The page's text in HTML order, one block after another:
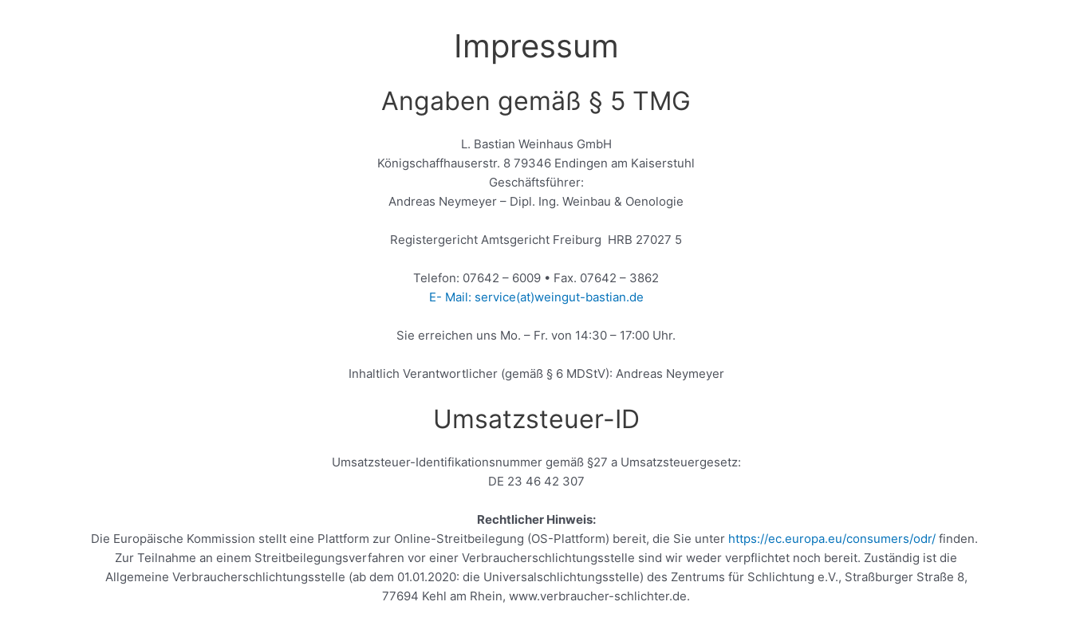
Impressum
Angaben gemäß § 5 TMG
L. Bastian Weinhaus GmbH
Königschaffhauserstr. 8 79346 Endingen am Kaiserstuhl
Geschäftsführer:
Andreas Neymeyer – Dipl. Ing. Weinbau & Oenologie
Registergericht Amtsgericht Freiburg HRB 27027 5
Telefon: 07642 – 6009 • Fax. 07642 – 3862
E- Mail: service(at)weingut-bastian.de
Sie erreichen uns Mo. – Fr. von 14:30 – 17:00 Uhr.
Inhaltlich Verantwortlicher (gemäß § 6 MDStV): Andreas Neymeyer
Umsatzsteuer-ID
Umsatzsteuer-Identifikationsnummer gemäß §27 a Umsatzsteuergesetz:
DE 23 46 42 307
Rechtlicher Hinweis:
Die Europäische Kommission stellt eine Plattform zur Online-Streitbeilegung (OS-Plattform) bereit, die Sie unter https://ec.europa.eu/consumers/odr/ finden.
Zur Teilnahme an einem Streitbeilegungsverfahren vor einer Verbraucherschlichtungsstelle sind wir weder verpflichtet noch bereit. Zuständig ist die
Allgemeine Verbraucherschlichtungsstelle (ab dem 01.01.2020: die Universalschlichtungsstelle) des Zentrums für Schlichtung e.V., Straßburger Straße 8,
77694 Kehl am Rhein, www.verbraucher-schlichter.de.